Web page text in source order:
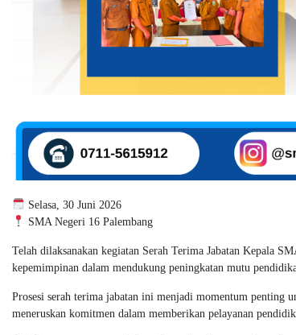
Selasa, 30 Juni 2026
SMA Negeri 16 Palembang
Telah dilaksanakan kegiatan Serah Terima Jabatan Kepala
kepemimpinan dalam mendukung peningkatan mutu
Prosesi serah terima jabatan ini menjadi momentum penting
meneruskan komitmen dalam memberikan pelayanan